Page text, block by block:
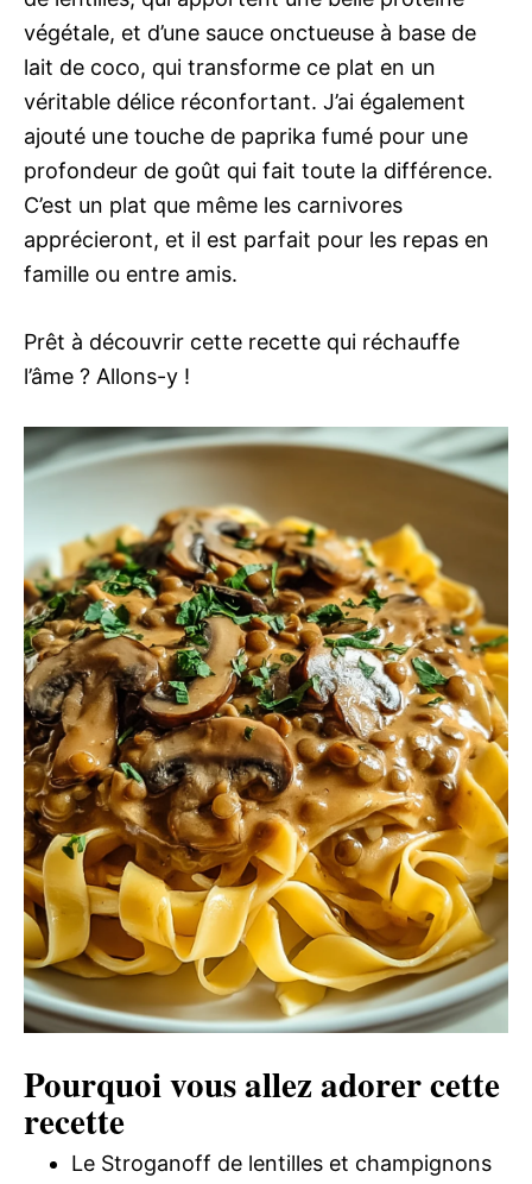
végétale, et d’une sauce onctueuse à base de
lait de coco, qui transforme ce plat en un
véritable délice réconfortant. J’ai également
ajouté une touche de paprika fumé pour une
profondeur de goût qui fait toute la différence.
C’est un plat que même les carnivores
apprécieront, et il est parfait pour les repas en
famille ou entre amis.
Prêt à découvrir cette recette qui réchauffe
l’âme ? Allons-y !
Pourquoi vous allez adorer cette
recette
Le Stroganoff de lentilles et champignons